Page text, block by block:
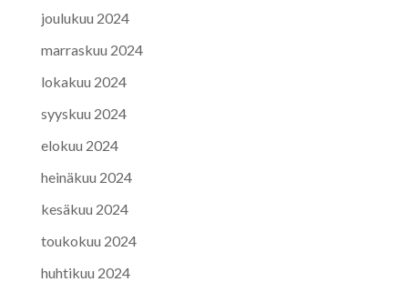
joulukuu 2024
marraskuu 2024
lokakuu 2024
syyskuu 2024
elokuu 2024
heinäkuu 2024
kesäkuu 2024
toukokuu 2024
huhtikuu 2024